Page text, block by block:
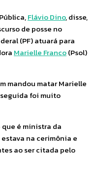
Flávio Dino, disse,
de posse no
(PF) atuará para
Marielle Franco(Psol)
mandou matar Marielle
seguida foi muito
é ministra da
na cerimônia e
ao ser citada pelo